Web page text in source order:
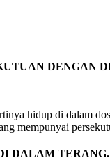
DENGAN
hidup di dalam
mempunyai
DALAM TERANG.